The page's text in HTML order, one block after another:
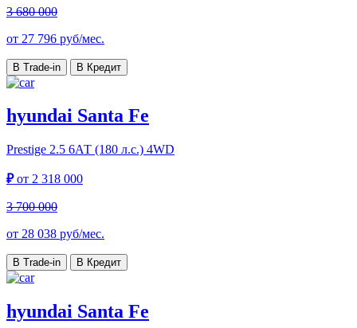
3 680 000
от 27 796 руб/мес.
В Trade-in В Кредит
hyundai Santa Fe
Prestige 2.5 6АТ (180 л.с.) 4WD
₽от 2 318 000
3 700 000
от 28 038 руб/мес.
В Trade-in В Кредит
hyundai Santa Fe